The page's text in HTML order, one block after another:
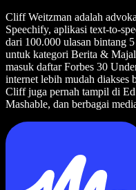
Cliff Weitzman adalah
Speechify, aplikasi text-to-
dari 100.000 ulasan bintang
untuk kategori Berita &
masuk daftar Forbes 30
internet lebih mudah diakses
Cliff juga pernah tampil di
Mashable, dan berbagai